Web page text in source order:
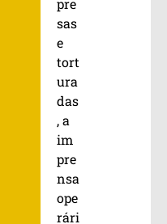
pre
sas
e
tort
ura
das
, a
im
pre
nsa
ope
rári